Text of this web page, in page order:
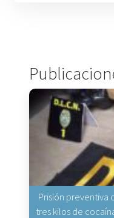
Prisión preventiva
tres kilos de